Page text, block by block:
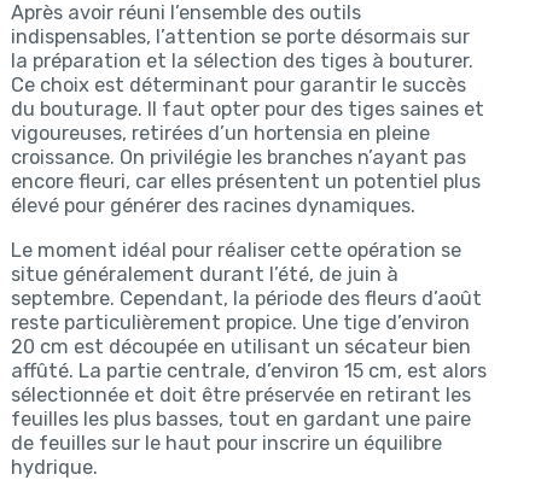
Après avoir réuni l’ensemble des outils
indispensables, l’attention se porte désormais sur
la préparation et la sélection des tiges à bouturer.
Ce choix est déterminant pour garantir le succès
du bouturage. Il faut opter pour des tiges saines et
vigoureuses, retirées d’un hortensia en pleine
croissance. On privilégie les branches n’ayant pas
encore fleuri, car elles présentent un potentiel plus
élevé pour générer des racines dynamiques.
Le moment idéal pour réaliser cette opération se
situe généralement durant l’été, de juin à
septembre. Cependant, la période des fleurs d’août
reste particulièrement propice. Une tige d’environ
20 cm est découpée en utilisant un sécateur bien
affûté. La partie centrale, d’environ 15 cm, est alors
sélectionnée et doit être préservée en retirant les
feuilles les plus basses, tout en gardant une paire
de feuilles sur le haut pour inscrire un équilibre
hydrique.